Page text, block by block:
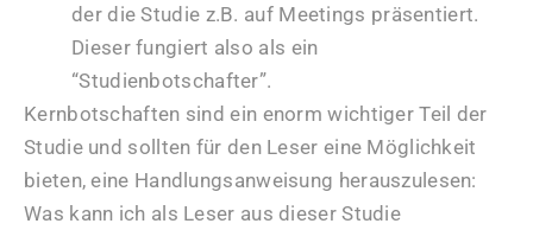
der die Studie z.B. auf Meetings präsentiert.
Dieser fungiert also als ein
“Studienbotschafter”.
Kernbotschaften sind ein enorm wichtiger Teil der
Studie und sollten für den Leser eine Möglichkeit
bieten, eine Handlungsanweisung herauszulesen:
Was kann ich als Leser aus dieser Studie